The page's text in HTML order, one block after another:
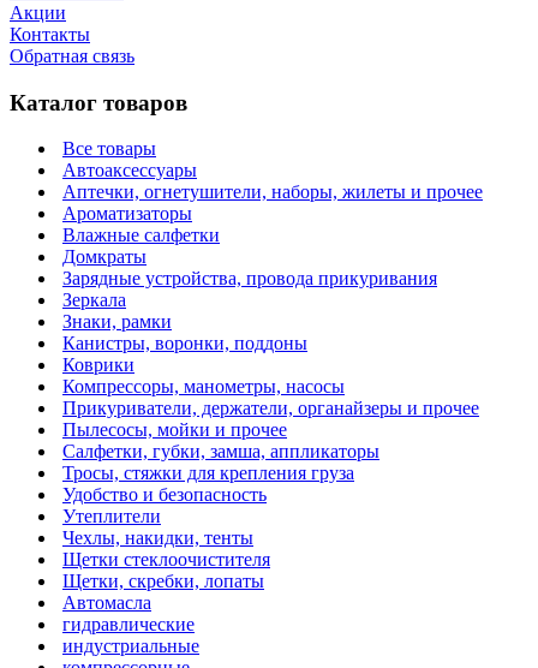
Акции
Контакты
Обратная связь
Каталог товаров
Все товары
Автоаксессуары
Аптечки, огнетушители, наборы, жилеты и прочее
Ароматизаторы
Влажные салфетки
Домкраты
Зарядные устройства, провода прикуривания
Зеркала
Знаки, рамки
Канистры, воронки, поддоны
Коврики
Компрессоры, манометры, насосы
Прикуриватели, держатели, органайзеры и прочее
Пылесосы, мойки и прочее
Салфетки, губки, замша, аппликаторы
Тросы, стяжки для крепления груза
Удобство и безопасность
Утеплители
Чехлы, накидки, тенты
Щетки стеклоочистителя
Щетки, скребки, лопаты
Автомасла
гидравлические
индустриальные